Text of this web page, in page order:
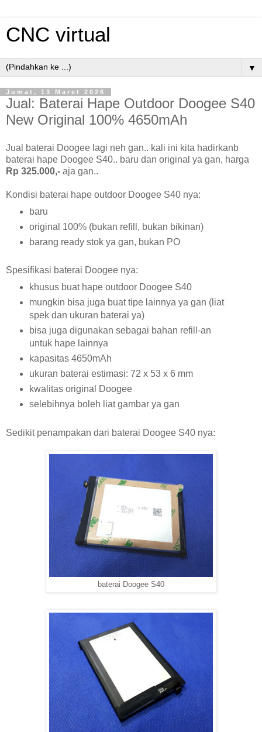
CNC virtual
▼
Jumat, 13 Maret 2026
Jual: Baterai Hape Outdoor Doogee S40
New Original 100% 4650mAh
Jual baterai Doogee lagi neh gan.. kali ini kita hadirkanb
baterai hape Doogee S40.. baru dan original ya gan, harga
Rp 325.000,- aja gan..
Kondisi baterai hape outdoor Doogee S40 nya:
baru
original 100% (bukan refill, bukan bikinan)
barang ready stok ya gan, bukan PO
Spesifikasi baterai Doogee nya:
khusus buat hape outdoor Doogee S40
mungkin bisa juga buat tipe lainnya ya gan (liat
spek dan ukuran baterai ya)
bisa juga digunakan sebagai bahan refill-an
untuk hape lainnya
kapasitas 4650mAh
ukuran baterai estimasi: 72 x 53 x 6 mm
kwalitas original Doogee
selebihnya boleh liat gambar ya gan
Sedikit penampakan dari baterai Doogee S40 nya:
baterai Doogee S40